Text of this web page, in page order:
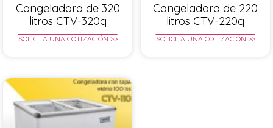
Congeladora de 320
litros CTV-320q
SOLICITA UNA COTIZACIÓN >>
Congeladora de 220
litros CTV-220q
SOLICITA UNA COTIZACIÓN >>